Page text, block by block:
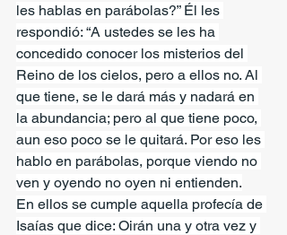
les hablas en parábolas?” Él les
respondió: “A ustedes se les ha
concedido conocer los misterios del
Reino de los cielos, pero a ellos no. Al
que tiene, se le dará más y nadará en
la abundancia; pero al que tiene poco,
aun eso poco se le quitará. Por eso les
hablo en parábolas, porque viendo no
ven y oyendo no oyen ni entienden.
En ellos se cumple aquella profecía de
Isaías que dice: Oirán una y otra vez y